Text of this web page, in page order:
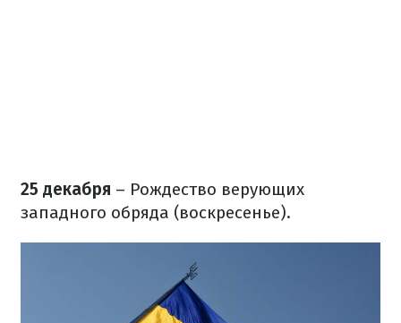
25 декабря – Рождество верующих
западного обряда (воскресенье).